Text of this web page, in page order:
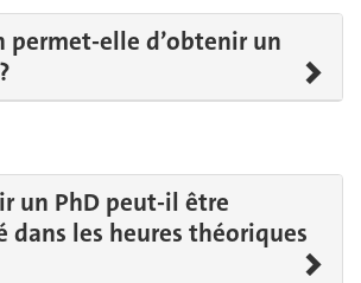
permet-elle d’obtenir un
un PhD peut-il être
dans les heures théoriques